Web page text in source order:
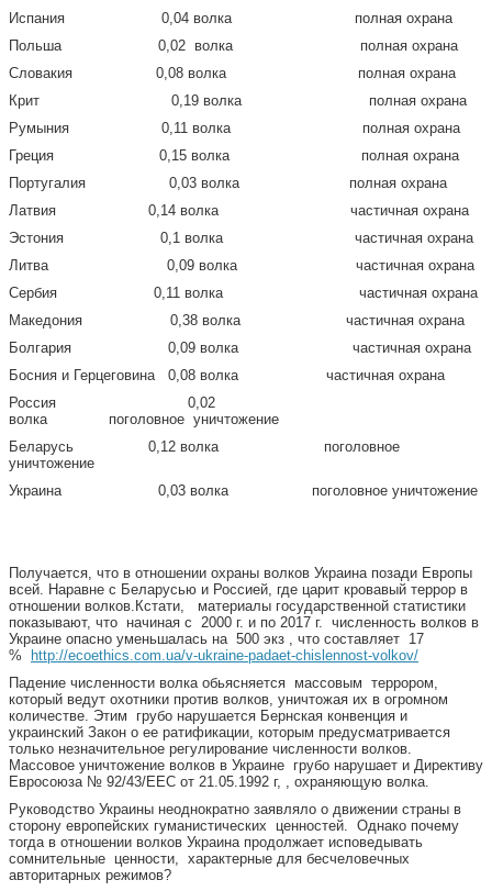
Испания 0,04 волка полная охрана
Польша 0,02 волка полная охрана
Словакия 0,08 волка полная охрана
Крит 0,19 волка полная охрана
Румыния 0,11 волка полная охрана
Греция 0,15 волка полная охрана
Португалия 0,03 волка полная охрана
Латвия 0,14 волка частичная охрана
Эстония 0,1 волка частичная охрана
Литва 0,09 волка частичная охрана
Сербия 0,11 волка частичная охрана
Македония 0,38 волка частичная охрана
Болгария 0,09 волка частичная охрана
Босния и Герцеговина 0,08 волка частичная охрана
Россия 0,02
волка поголовное уничтожение
Беларусь 0,12 волка поголовное
уничтожение
Украина 0,03 волка поголовное уничтожение
Получается, что в отношении охраны волков Украина позади Европы
всей. Наравне с Беларусью и Россией, где царит кровавый террор в
отношении волков.Кстати, материалы государственной статистики
показывают, что начиная с 2000 г. и по 2017 г. численность волков в
Украине опасно уменьшалась на 500 экз , что составляет 17
%
http://ecoethics.com.ua/v-ukraine-padaet-chislennost-volkov/
Падение численности волка обьясняется массовым террором,
который ведут охотники против волков, уничтожая их в огромном
количестве. Этим грубо нарушается Бернская конвенция и
украинский Закон о ее ратификации, которым предусматривается
только незначительное регулирование численности волков.
Массовое уничтожение волков в Украине грубо нарушает и Директиву
Евросоюза № 92/43/ЕЕС от 21.05.1992 г, , охраняющую волка.
Руководство Украины неоднократно заявляло о движении страны в
сторону европейских гуманистических ценностей. Однако почему
тогда в отношении волков Украина продолжает исповедывать
сомнительные ценности, характерные для бесчеловечных
авторитарных режимов?